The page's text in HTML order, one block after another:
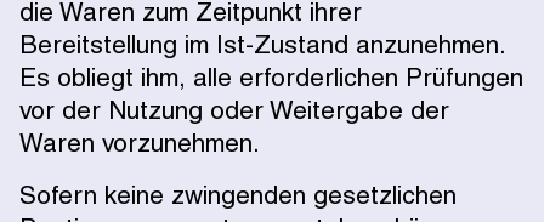
die Waren zum Zeitpunkt ihrer
Bereitstellung im Ist-Zustand anzunehmen.
Es obliegt ihm, alle erforderlichen Prüfungen
vor der Nutzung oder Weitergabe der
Waren vorzunehmen.
Sofern keine zwingenden gesetzlichen